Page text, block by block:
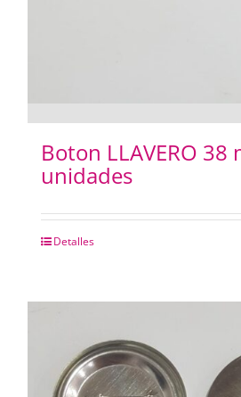
Boton LLAVERO 38
unidades
Detalles